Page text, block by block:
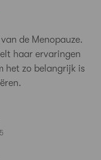
de Menopauze.
haar ervaringen
het zo belangrijk is